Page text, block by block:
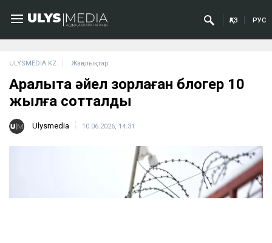
ҚАЗ РУС
ULYSMEDIA.KZ Жаңалықтар
Арқалықта әйел зорлаған блогер 10
жылға сотталды
Ulysmedia 10.06.2026, 14:31